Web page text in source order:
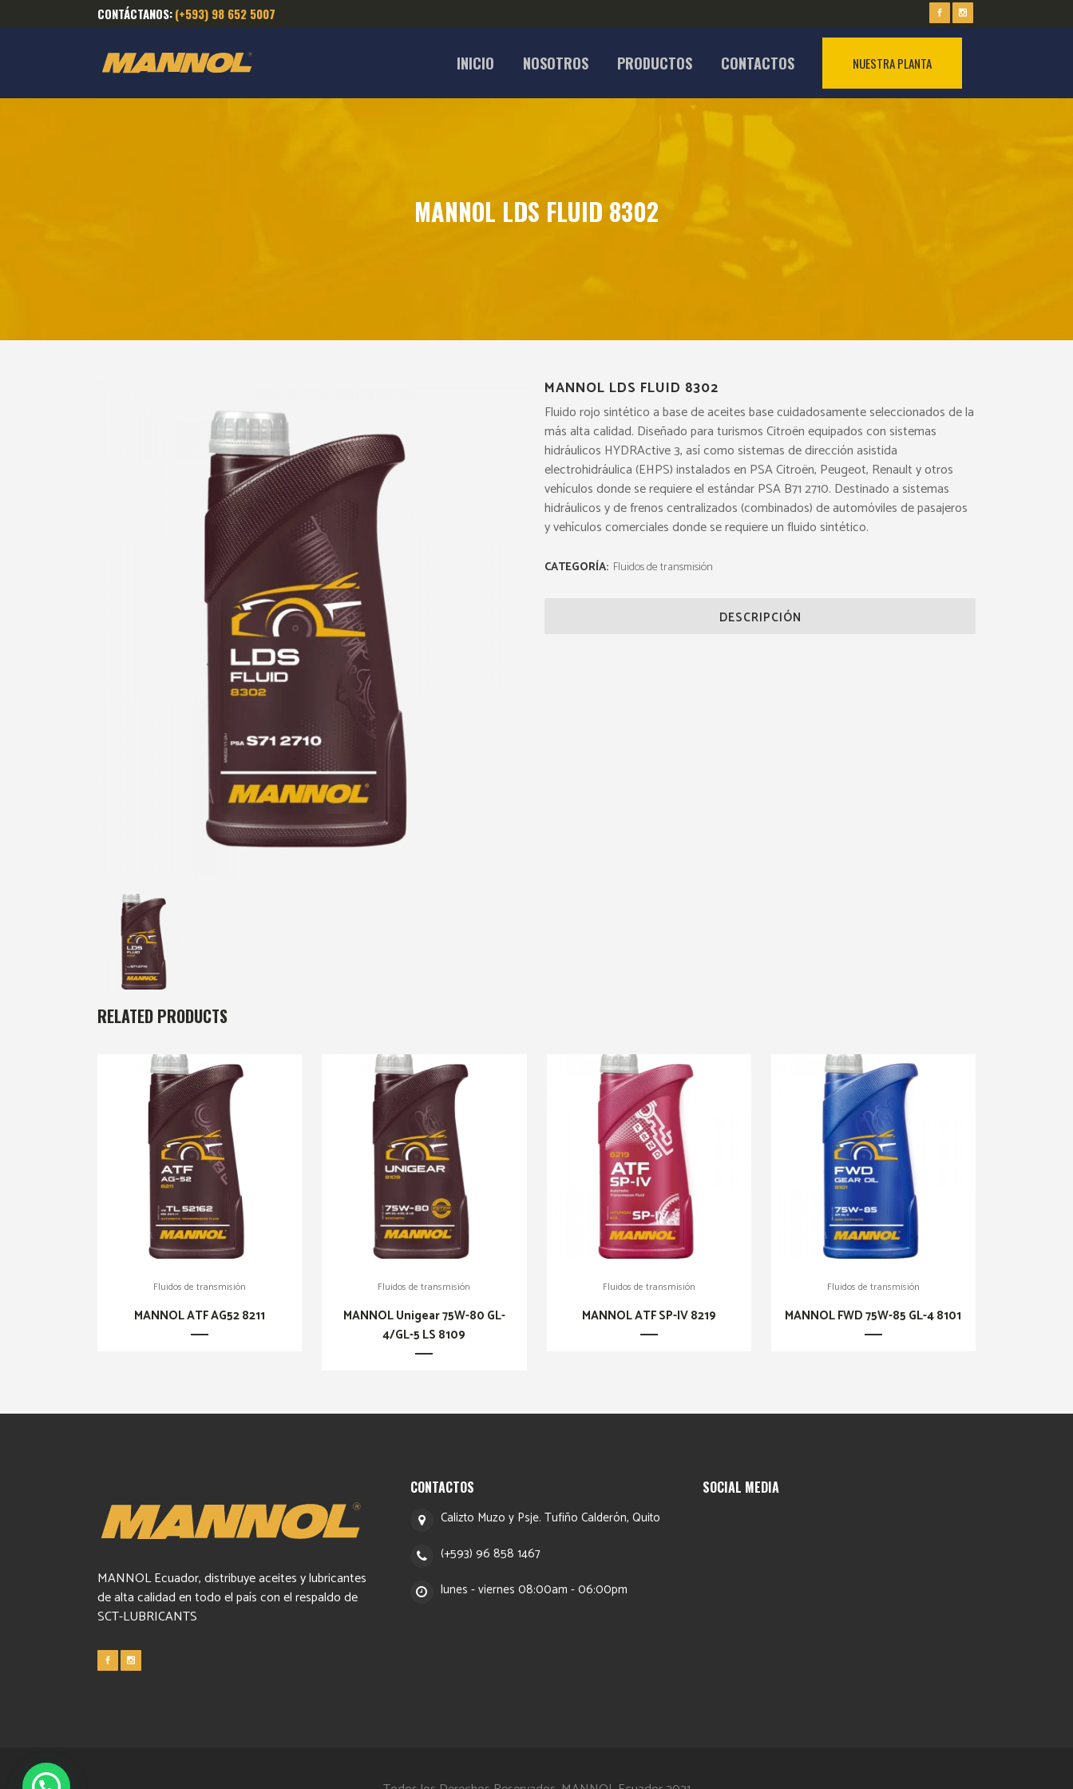
CONTÁCTANOS:(+593) 98 652 5007
NUESTRA PLANTA
INICIO NOSOTROS PRODUCTOS CONTACTOS
MANNOL LDS FLUID 8302
MANNOL LDS FLUID 8302
Fluido rojo sintético a base de aceites base cuidadosamente seleccionados de la
más alta calidad. Diseñado para turismos Citroën equipados con sistemas
hidráulicos HYDRActive 3, así como sistemas de dirección asistida
electrohidráulica (EHPS) instalados en PSA Citroën, Peugeot, Renault y otros
vehículos donde se requiere el estándar PSA B71 2710. Destinado a sistemas
hidráulicos y de frenos centralizados (combinados) de automóviles de pasajeros
y vehículos comerciales donde se requiere un fluido sintético.
CATEGORÍA: Fluidos de transmisión
DESCRIPCIÓN
RELATED PRODUCTS
Fluidos de transmisión
MANNOL ATF AG52 8211
Fluidos de transmisión
MANNOL Unigear 75W-80 GL-
4/GL-5 LS 8109
Fluidos de transmisión
MANNOL ATF SP-IV 8219
Fluidos de transmisión
MANNOL FWD 75W-85 GL-4 8101
MANNOL Ecuador, distribuye aceites y lubricantes
de alta calidad en todo el país con el respaldo de
SCT-LUBRICANTS
CONTACTOS
Calizto Muzo y Psje. Tufiño Calderón, Quito
(+593) 96 858 1467
lunes - viernes 08:00am - 06:00pm
SOCIAL MEDIA